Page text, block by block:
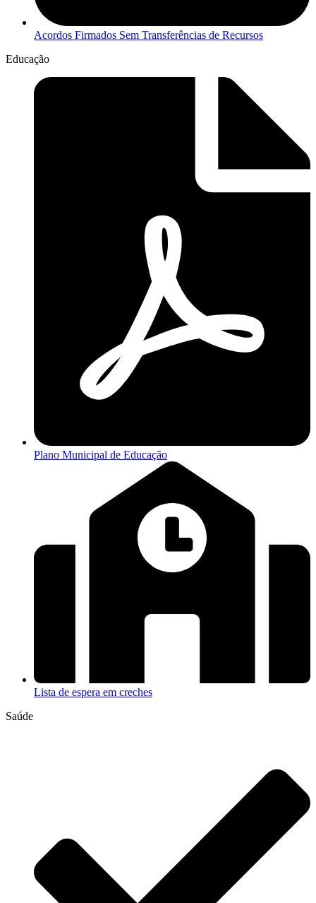
Acordos Firmados Sem Transferências de Recursos
Educação
Plano Municipal de Educação
Lista de espera em creches
Saúde